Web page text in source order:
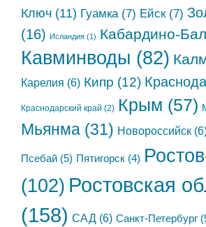
Ключ (11) Гуамка(7) Ейск(7)
(16) Исландия (1) Кабардино-
Кавминводы (82)
Карелия (6) Кипр (12)
Краснодарский край (2) Крым (57)
Мьянма (31) Новороссийск
Псебай (5) Пятигорск (4)
(102) Ростовская
(158) САД (6) Санкт-Петербург